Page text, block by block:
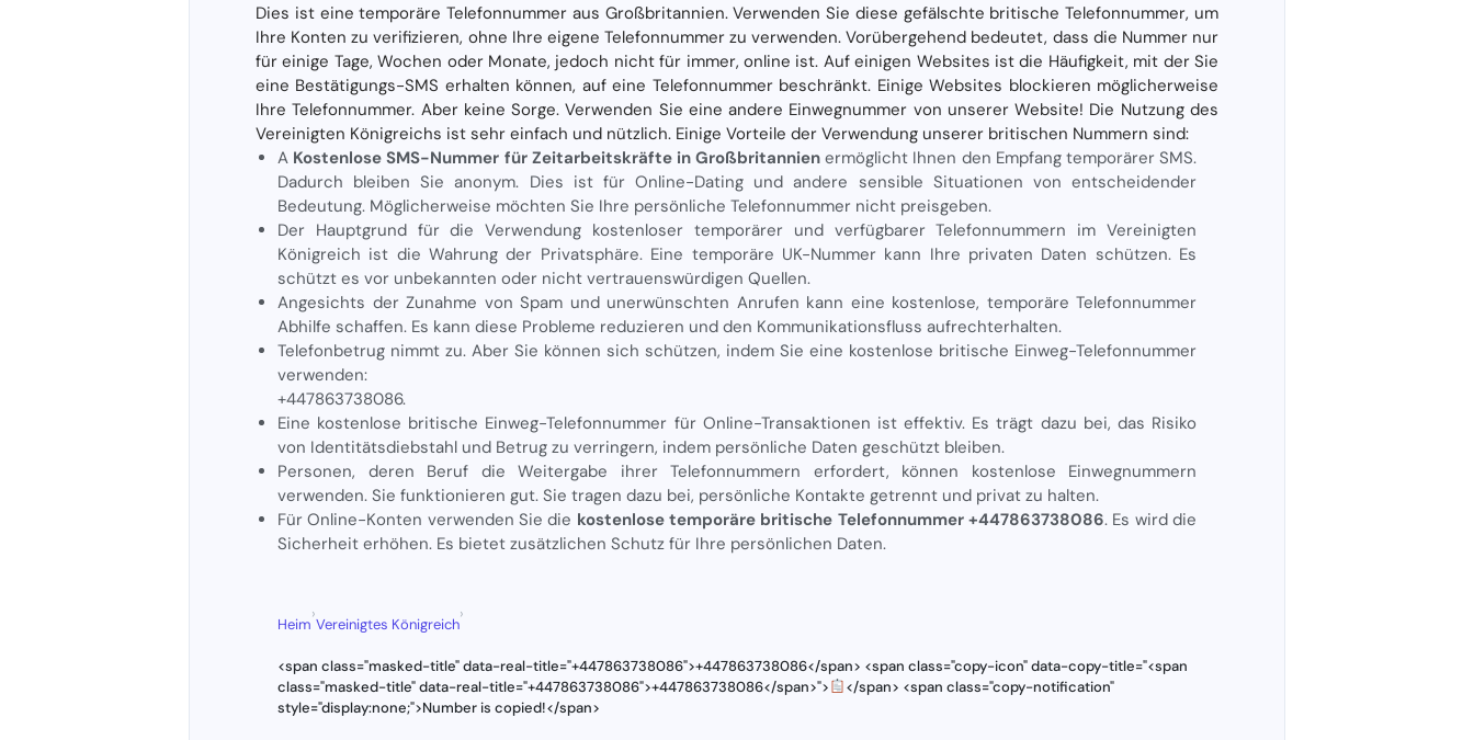
Dies ist eine temporäre Telefonnummer aus Großbritannien. Verwenden Sie diese gefälschte britische Telefonnummer, um
Ihre Konten zu verifizieren, ohne Ihre eigene Telefonnummer zu verwenden. Vorübergehend bedeutet, dass die Nummer nur
für einige Tage, Wochen oder Monate, jedoch nicht für immer, online ist. Auf einigen Websites ist die Häufigkeit, mit der Sie
eine Bestätigungs-SMS erhalten können, auf eine Telefonnummer beschränkt. Einige Websites blockieren möglicherweise
Ihre Telefonnummer. Aber keine Sorge. Verwenden Sie eine andere Einwegnummer von unserer Website! Die Nutzung des
Vereinigten Königreichs ist sehr einfach und nützlich. Einige Vorteile der Verwendung unserer britischen Nummern sind:
A Kostenlose SMS-Nummer für Zeitarbeitskräfte in Großbritannien ermöglicht Ihnen den Empfang temporärer SMS.
Dadurch bleiben Sie anonym. Dies ist für Online-Dating und andere sensible Situationen von entscheidender
Bedeutung. Möglicherweise möchten Sie Ihre persönliche Telefonnummer nicht preisgeben.
Der Hauptgrund für die Verwendung kostenloser temporärer und verfügbarer Telefonnummern im Vereinigten
Königreich ist die Wahrung der Privatsphäre. Eine temporäre UK-Nummer kann Ihre privaten Daten schützen. Es
schützt es vor unbekannten oder nicht vertrauenswürdigen Quellen.
Angesichts der Zunahme von Spam und unerwünschten Anrufen kann eine kostenlose, temporäre Telefonnummer
Abhilfe schaffen. Es kann diese Probleme reduzieren und den Kommunikationsfluss aufrechterhalten.
Telefonbetrug nimmt zu. Aber Sie können sich schützen, indem Sie eine kostenlose britische Einweg-Telefonnummer
verwenden:
+447863738086.
Eine kostenlose britische Einweg-Telefonnummer für Online-Transaktionen ist effektiv. Es trägt dazu bei, das Risiko
von Identitätsdiebstahl und Betrug zu verringern, indem persönliche Daten geschützt bleiben.
Personen, deren Beruf die Weitergabe ihrer Telefonnummern erfordert, können kostenlose Einwegnummern
verwenden. Sie funktionieren gut. Sie tragen dazu bei, persönliche Kontakte getrennt und privat zu halten.
Für Online-Konten verwenden Sie die kostenlose temporäre britische Telefonnummer +447863738086. Es wird die
Sicherheit erhöhen. Es bietet zusätzlichen Schutz für Ihre persönlichen Daten.
Heim
›
Vereinigtes Königreich
›
<span class="masked-title" data-real-title="+447863738086">+447863738086</span> <span class="copy-icon" data-copy-title="<span
class="masked-title" data-real-title="+447863738086">+447863738086</span>">
</span> <span class="copy-notification"
style="display:none;">Number is copied!</span>